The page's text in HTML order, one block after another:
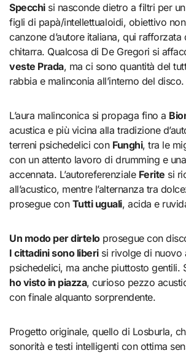
Specchisi nasconde dietro a filtri per
figli di papà/intellettualoidi, obiettivo
canzone d’autore italiana, qui
chitarra. Qualcosa di De Gregori si
veste Prada, ma ci sono quantità del
rabbia e malinconia all’interno del disco.
L’aura malinconica si propaga fino a
acustica e più vicina alla tradizione
terreni psichedelici con Funghi, tra le
con un attento lavoro di drumming e
accennata. L’autoreferenziale Ferite si
all’acustico, mentre l’alternanza tra
prosegue con Tutti uguali, acida e
Un modo per dirteloprosegue con
I cittadini sono liberisi rivolge di nuovo
psichedelici, ma anche piuttosto gentili.
ho visto in piazza, curioso pezzo
con finale alquanto sorprendente.
Progetto originale, quello di Losburla,
sonorità e testi intelligenti con ottima